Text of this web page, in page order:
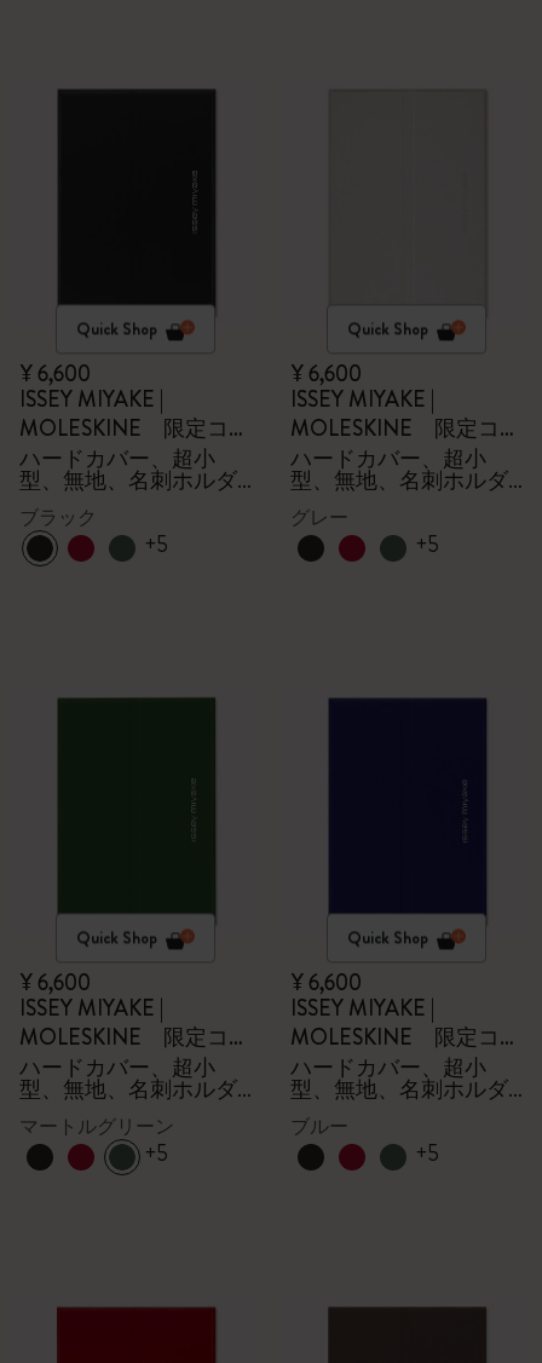
Quick Shop
¥ 6,600
ISSEY MIYAKE |
MOLESKINE 限定コレ
クション
ハードカバー、超小
型、無地、名刺ホルダ
ー - 箱付き
ブラック
+5
Quick Shop
¥ 6,600
ISSEY MIYAKE |
MOLESKINE 限定コレ
クション
ハードカバー、超小
型、無地、名刺ホルダ
ー - 箱付き
グレー
+5
Quick Shop
¥ 6,600
ISSEY MIYAKE |
MOLESKINE 限定コレ
クション
ハードカバー、超小
型、無地、名刺ホルダ
ー - 箱付き
マートルグリーン
+5
Quick Shop
¥ 6,600
ISSEY MIYAKE |
MOLESKINE 限定コレ
クション
ハードカバー、超小
型、無地、名刺ホルダ
ー - 箱付き
ブルー
+5